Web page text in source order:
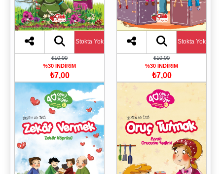
Stokta Yok
₺10,00
%30 İNDİRİM
₺7,00
Stokta Yok
₺10,00
%30 İNDİRİM
₺7,00